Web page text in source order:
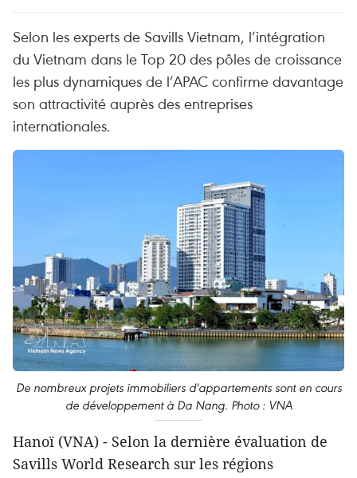
Selon les experts de Savills Vietnam, l’intégration
du Vietnam dans le Top 20 des pôles de croissance
les plus dynamiques de l’APAC confirme davantage
son attractivité auprès des entreprises
internationales.
De nombreux projets immobiliers d'appartements sont en cours
de développement à Da Nang. Photo : VNA
Hanoï (VNA) - Selon la dernière évaluation de
Savills World Research sur les régions